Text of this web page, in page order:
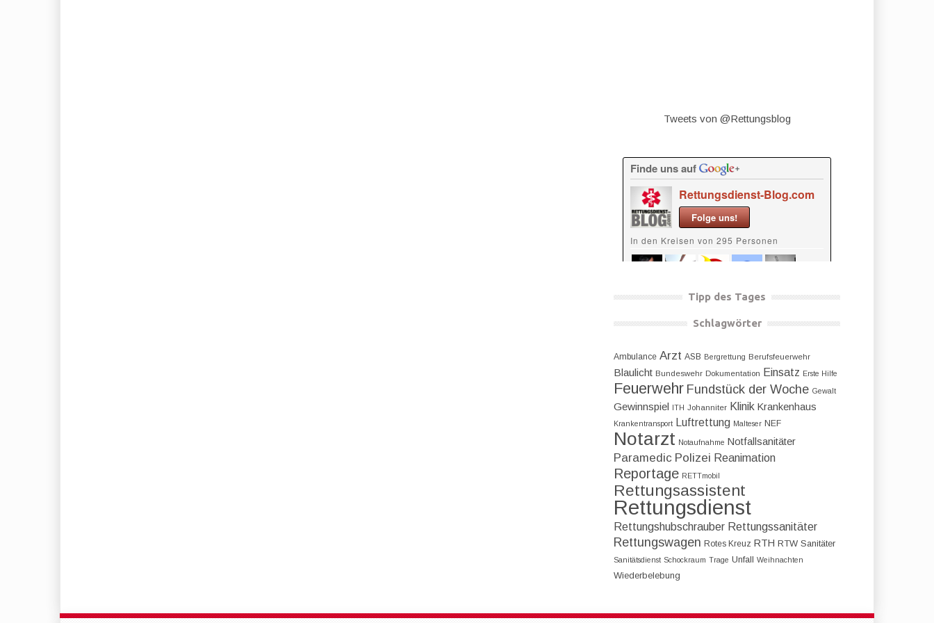
Tweets von @Rettungsblog
Tipp des Tages
Schlagwörter
Ambulance Arzt ASB Bergrettung Berufsfeuerwehr
Blaulicht Bundeswehr Dokumentation Einsatz Erste Hilfe
Feuerwehr Fundstück der Woche Gewalt
Gewinnspiel ITH Johanniter Klinik Krankenhaus
Krankentransport Luftrettung Malteser NEF
Notarzt Notaufnahme Notfallsanitäter
Paramedic Polizei Reanimation
Reportage RETTmobil
Rettungsassistent
Rettungsdienst
Rettungshubschrauber Rettungssanitäter
Rettungswagen Rotes Kreuz RTH RTW Sanitäter
Sanitätsdienst Schockraum Trage Unfall Weihnachten
Wiederbelebung